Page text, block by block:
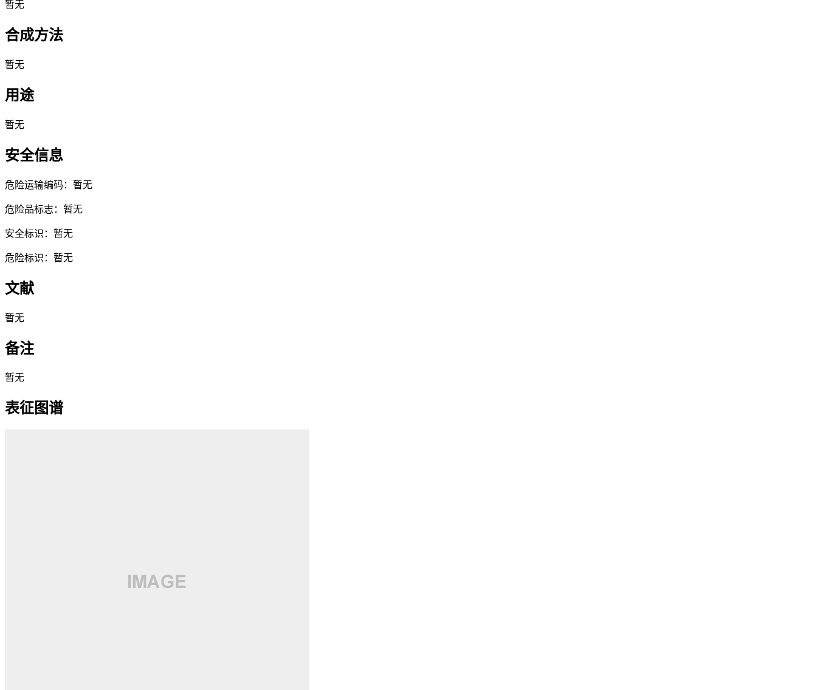
暂无
合成方法
暂无
用途
暂无
安全信息
危险运输编码：暂无
危险品标志：暂无
安全标识：暂无
危险标识：暂无
文献
暂无
备注
暂无
表征图谱